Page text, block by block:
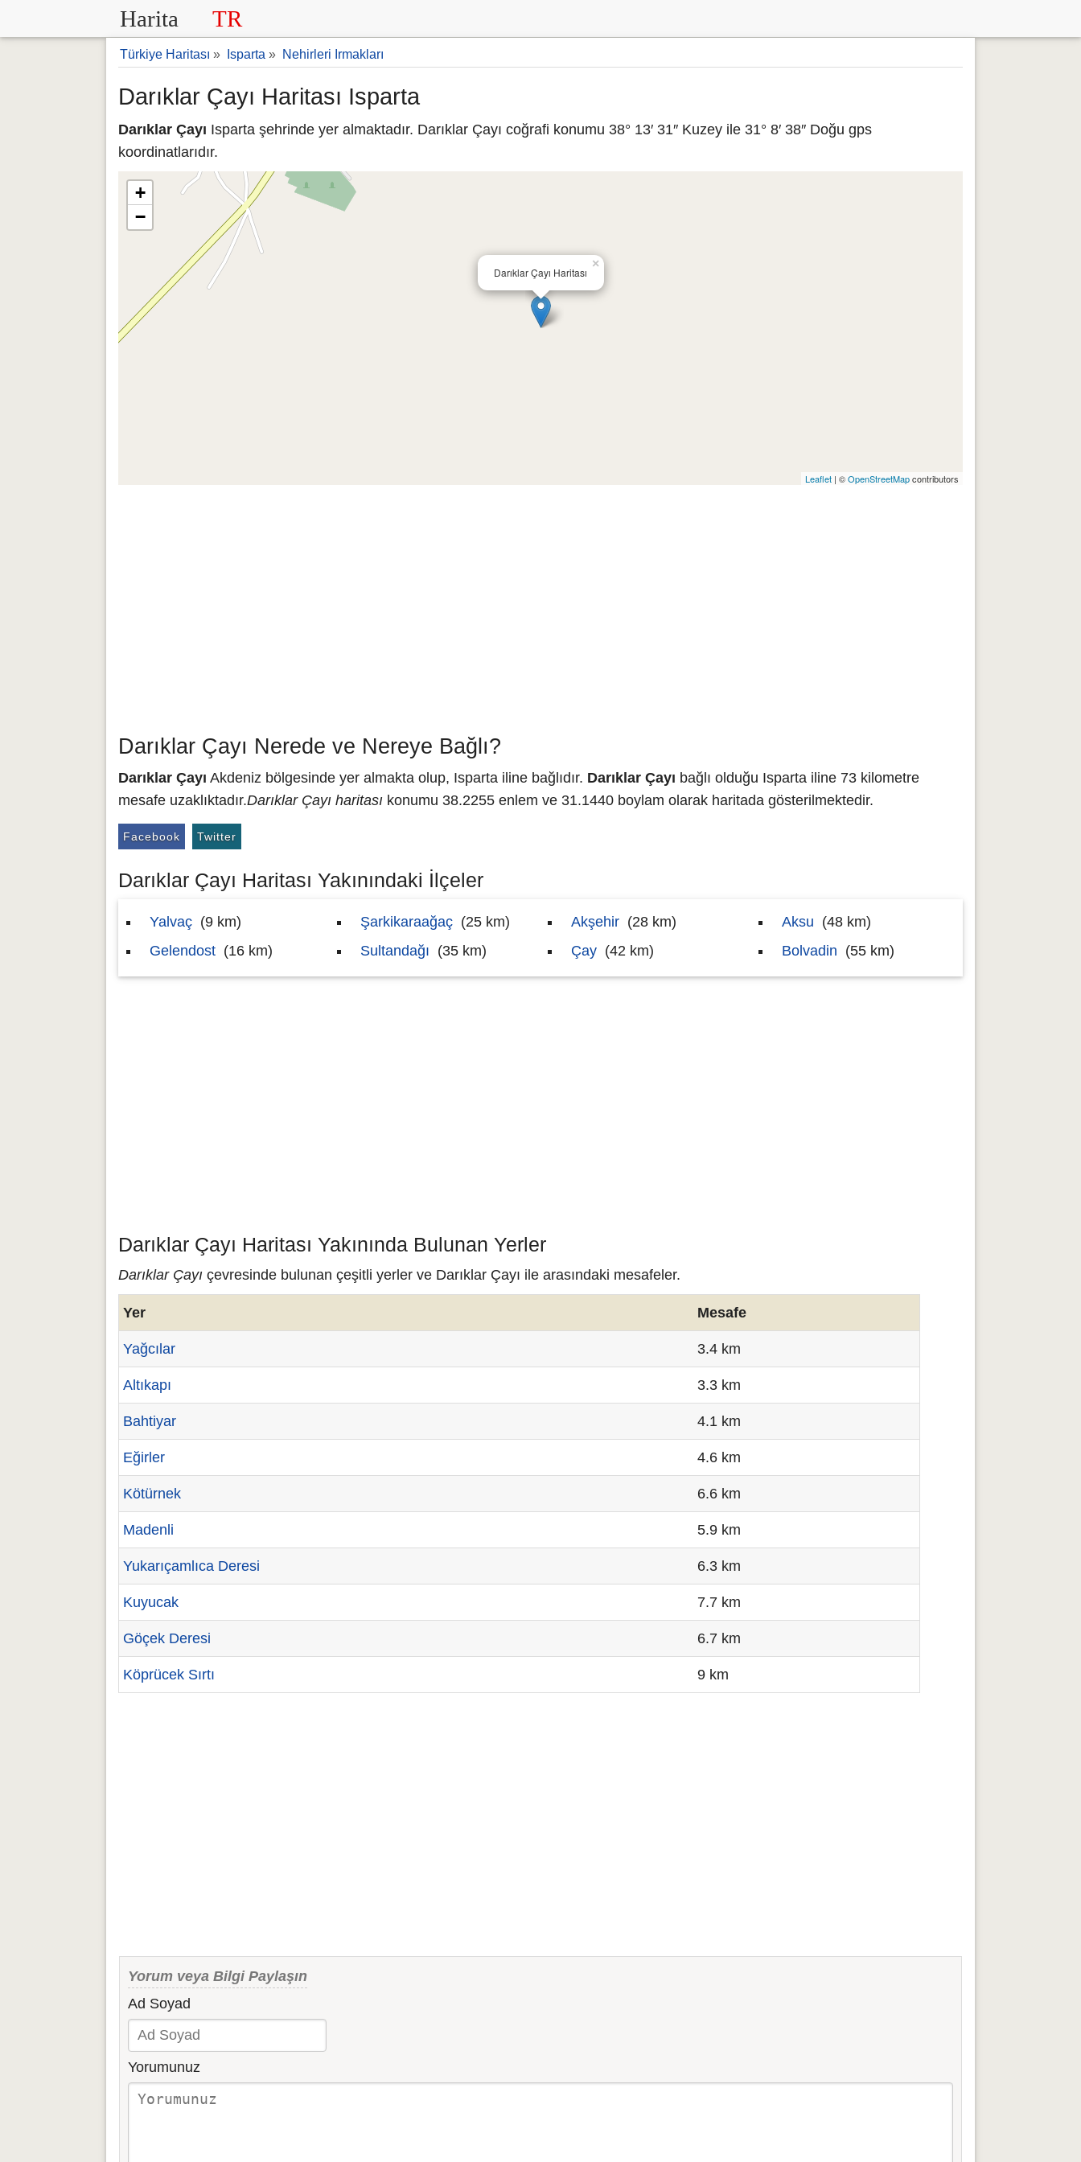
Harita TR
Türkiye Haritası » Isparta » Nehirleri Irmakları
Darıklar Çayı Haritası Isparta
Darıklar Çayı Isparta şehrinde yer almaktadır. Darıklar Çayı coğrafi konumu 38° 13′ 31″ Kuzey ile 31° 8′ 38″ Doğu gps
koordinatlarıdır.
Darıklar Çayı Haritası
×
+
−
Leaflet | ©OpenStreetMapcontributors
Darıklar Çayı Nerede ve Nereye Bağlı?
Darıklar Çayı Akdeniz bölgesinde yer almakta olup, Isparta iline bağlıdır. Darıklar Çayı bağlı olduğu Isparta iline 73 kilometre
mesafe uzaklıktadır.Darıklar Çayı haritası konumu 38.2255 enlem ve 31.1440 boylam olarak haritada gösterilmektedir.
Facebook Twitter
Darıklar Çayı Haritası Yakınındaki İlçeler
Yalvaç (9 km)
Gelendost (16 km)
Şarkikaraağaç (25 km)
Sultandağı (35 km)
Akşehir (28 km)
Çay (42 km)
Aksu (48 km)
Bolvadin (55 km)
Darıklar Çayı Haritası Yakınında Bulunan Yerler
Darıklar Çayı çevresinde bulunan çeşitli yerler ve Darıklar Çayı ile arasındaki mesafeler.
Yer Mesafe
Yağcılar 3.4 km
Altıkapı 3.3 km
Bahtiyar 4.1 km
Eğirler 4.6 km
Kötürnek 6.6 km
Madenli 5.9 km
Yukarıçamlıca Deresi 6.3 km
Kuyucak 7.7 km
Göçek Deresi 6.7 km
Köprücek Sırtı 9 km
Yorum veya Bilgi Paylaşın
Ad Soyad
Yorumunuz